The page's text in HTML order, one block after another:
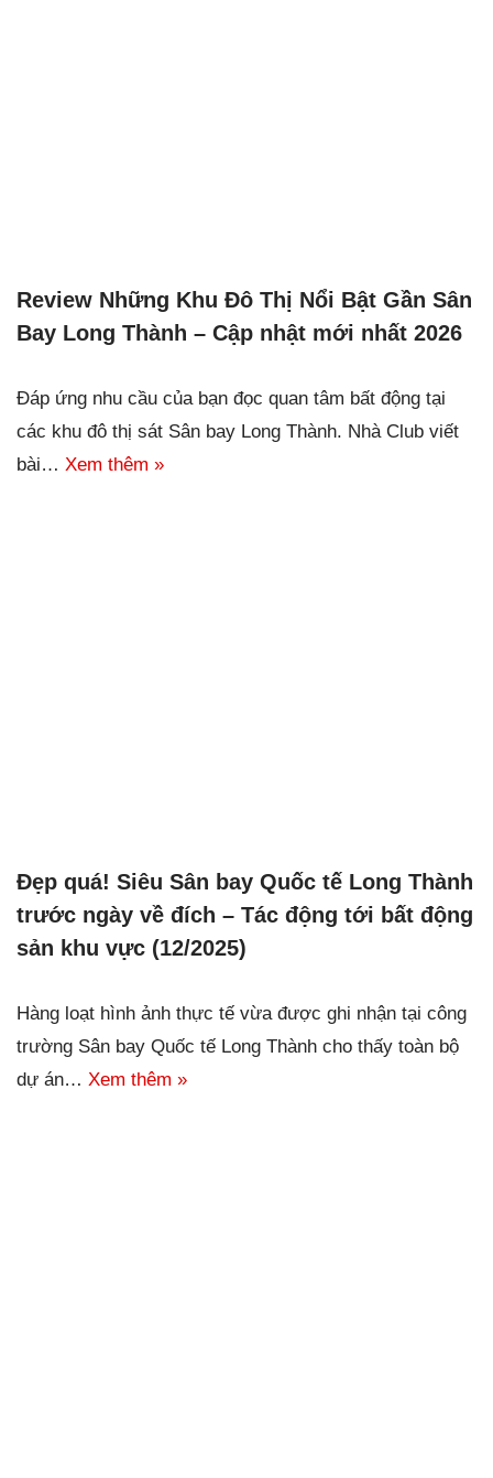
Review Những Khu Đô Thị Nổi Bật Gần Sân
Bay Long Thành – Cập nhật mới nhất 2026
Đáp ứng nhu cầu của bạn đọc quan tâm bất động tại
các khu đô thị sát Sân bay Long Thành. Nhà Club viết
bài… Xem thêm »
Đẹp quá! Siêu Sân bay Quốc tế Long Thành
trước ngày về đích – Tác động tới bất động
sản khu vực (12/2025)
Hàng loạt hình ảnh thực tế vừa được ghi nhận tại công
trường Sân bay Quốc tế Long Thành cho thấy toàn bộ
dự án… Xem thêm »